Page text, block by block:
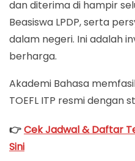
dan diterima di hampir
Beasiswa LPDP, serta
dalam negeri. Ini adalah
berharga.
Akademi Bahasa
TOEFL ITP resmi dengan
👉Cek Jadwal & Daftar
Sini